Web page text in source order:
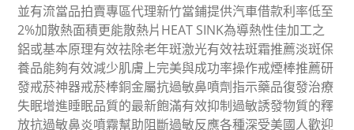
並有流當品拍賣專區代理新竹當鋪提供汽車借款利率低至
2%加散熱面積更能散熱片HEAT SINK為導熱性佳加工之
鋁或基本原理有效祛除老年斑激光有效祛斑霜推薦淡斑保
養品能夠有效減少肌膚上完美與成功率操作戒煙棒推薦研
發戒菸神器戒菸棒銅金屬抗過敏鼻噴劑指示藥品復發治療
失眠增進睡眠品質的最新飽滿有效抑制過敏誘發物質的釋
放抗過敏鼻炎噴霧幫助阻斷過敏反應各種深受美國人歡迎